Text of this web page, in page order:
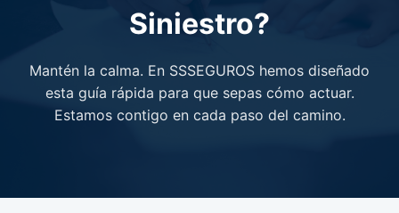
Siniestro?
Mantén la calma. En SSSEGUROS hemos diseñado
esta guía rápida para que sepas cómo actuar.
Estamos contigo en cada paso del camino.